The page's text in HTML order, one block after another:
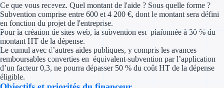
Aides Fiscales et
Crédits &
Ce que vous recevez. Quel montant de l'aide ? Sous quelle forme ?
Subvention comprise entre 600 et 4 200 €, dont le montant sera défini
en fonction du projet de l'entreprise.
Pour la création de sites web, la subvention est plafonnée à 30 % du
montant HT de la dépense.
Le cumul avec d’autres aides publiques, y compris les avances
remboursables converties en équivalent-subvention par l’application
d’un facteur 0,3, ne pourra dépasser 50 % du coût HT de la dépense
éligible.